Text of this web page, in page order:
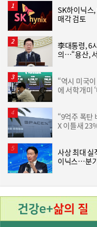
11:20
“역시 미국이 답”…코스
‘대탈출’ [머니+]
11:15
이쯤되면 ‘내홍위’…국힘
윤리위 내부 갈등 확산
SK하이닉스
매각 검토
李대통령, 6
의…“용산,
“역시 미국
에 서학개미
“9억주 폭
X 이틀새
사상 최대 실
이닉스…분